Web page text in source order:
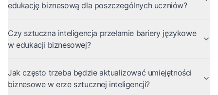
edukację biznesową dla poszczególnych uczniów?
Czy sztuczna inteligencja przełamie bariery językowe
w edukacji biznesowej?
Jak często trzeba będzie aktualizować umiejętności
biznesowe w erze sztucznej inteligencji?